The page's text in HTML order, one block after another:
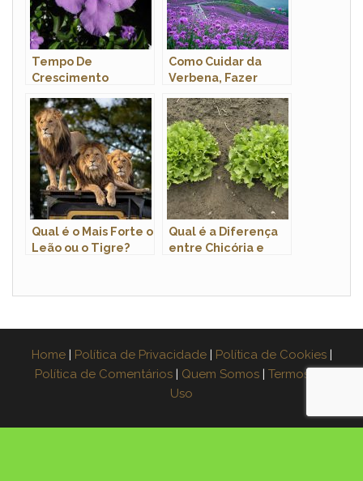
Tempo De
Crescimento
Qual É?
Como Cuidar da
Verbena, Fazer
Qual é o Mais Forte o
Leão ou o Tigre?
Qual é a Diferença
entre Chicória e
Home | Política de Privacidade | Política de Cookies |
Política de Comentários | Quem Somos | Termos de
Uso